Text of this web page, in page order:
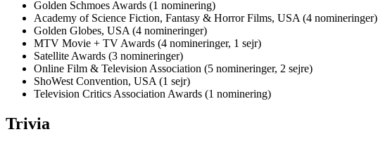
Golden Schmoes Awards (1 nominering)
Academy of Science Fiction, Fantasy & Horror Films, USA (4 nomineringer)
Golden Globes, USA (4 nomineringer)
MTV Movie + TV Awards (4 nomineringer, 1 sejr)
Satellite Awards (3 nomineringer)
Online Film & Television Association (5 nomineringer, 2 sejre)
ShoWest Convention, USA (1 sejr)
Television Critics Association Awards (1 nominering)
Trivia